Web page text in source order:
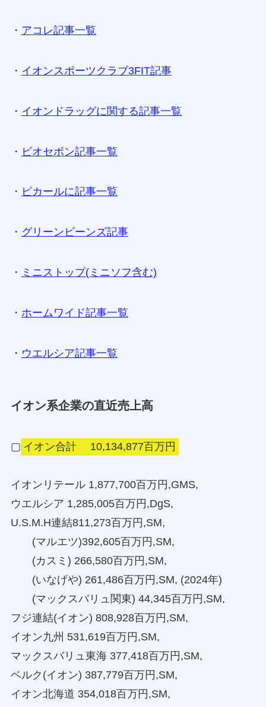
・ アコレ記事一覧
・ イオンスポーツクラブ3FIT記事
・ イオンドラッグに関する記事一覧
・ ビオセボン記事一覧
・ ピカールに記事一覧
・ グリーンビーンズ記事
・ ミニストップ(ミニソフ含む)
・ ホームワイド記事一覧
・ ウエルシア記事一覧
イオン系企業の直近売上高
▢ イオン合計 10,134,877百万円
イオンリテール 1,877,700百万円,GMS,
ウエルシア 1,285,005百万円,DgS,
U.S.M.H連結811,273百万円,SM,
(マルエツ)392,605百万円,SM,
(カスミ) 266,580百万円,SM,
(いなげや) 261,486百万円,SM, (2024年)
(マックスバリュ関東) 44,345百万円,SM,
フジ連結(イオン) 808,928百万円,SM,
イオン九州 531,619百万円,SM,
マックスバリュ東海 377,418百万円,SM,
ベルク(イオン) 387,779百万円,SM,
イオン北海道 354,018百万円,SM,